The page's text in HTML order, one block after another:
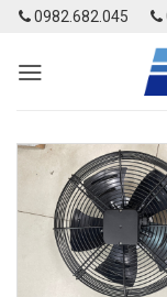
Skip
content
0982.682.045